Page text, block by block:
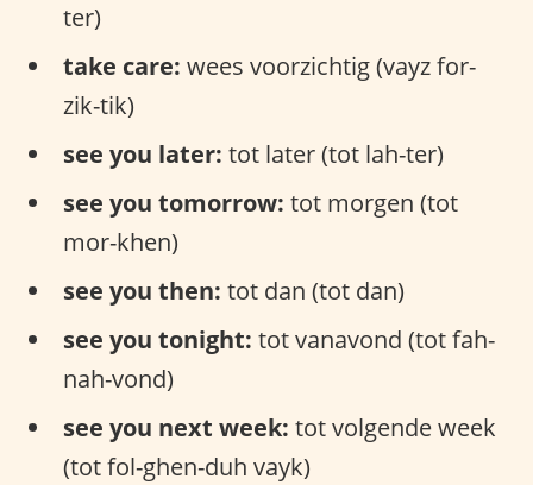
ter)
take care: wees voorzichtig (vayz for-
zik-tik)
see you later: tot later (tot lah-ter)
see you tomorrow: tot morgen (tot
mor-khen)
see you then: tot dan (tot dan)
see you tonight: tot vanavond (tot fah-
nah-vond)
see you next week: tot volgende week
(tot fol-ghen-duh vayk)